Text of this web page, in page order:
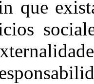
que